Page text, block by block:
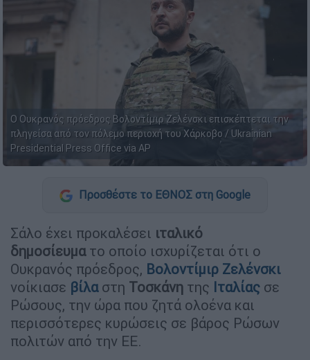
Ο Ουκρανός πρόεδρος Βολοντίμιρ Ζελένσκι επισκέπτεται την
πληγείσα από τον πόλεμο περιοχή του Χάρκοβο / Ukrainian
Presidential Press Office via AP
Προσθέστε το ΕΘΝΟΣ στη Google
Σάλο έχει προκαλέσει ιταλικό
δημοσίευματο οποίο ισχυρίζεται ότι ο
Ουκρανός πρόεδρος, Βολοντίμιρ Ζελένσκι
νοίκιασε βίλαστη Τοσκάνη της Ιταλίας σε
Ρώσους, την ώρα που ζητά ολοένα και
περισσότερες κυρώσεις σε βάρος Ρώσων
πολιτών από την ΕΕ.